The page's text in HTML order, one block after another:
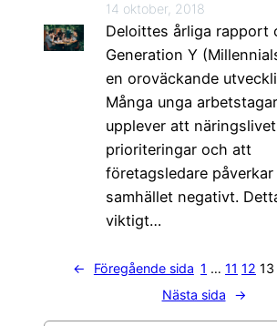
14 oktober, 2018
Deloittes årliga rapport
Generation Y
en oroväckande
Många unga
upplever att
prioriteringar och att
företagsledare påverkar
samhället negativt.
viktigt…
← Föregående sida 1 … 11 12 13
Nästa sida
→